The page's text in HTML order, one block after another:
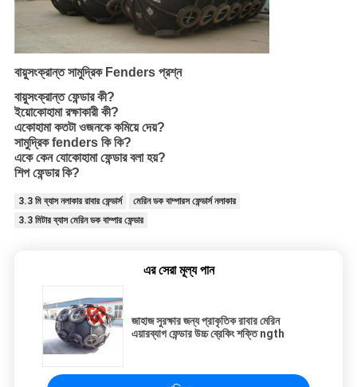
বায়ুসংক্রান্ত সামুদ্রিক Fenders প্রশ্ন
বায়ুসংক্রান্ত ফেন্ডার কী?
ইয়োকোহামা রক্ষাকারী কী?
একোহামা কতটা ওজনকে কমিয়ে দেয়?
সামুদ্রিক fenders কি কি?
একে কেন যোকোহামা ফেন্ডার বলা হয়?
শিপ ফেন্ডার কি?
3.3 মি ব্যাস নলাকার রাবার ফেন্ডার্স
মেরিন ডক বাম্পারস ফেন্ডার্স নলাকার
3.3 মিটার ব্যাস মেরিন ডক বাম্পার ফেন্ডার
এর সেরা মূল্য পান
জাহাজ সুরক্ষার জন্য প্রাকৃতিক রাবার মেরিন
এয়ারব্যাগ ফেন্ডার উচ্চ ব্রেকিং শক্তি ngth